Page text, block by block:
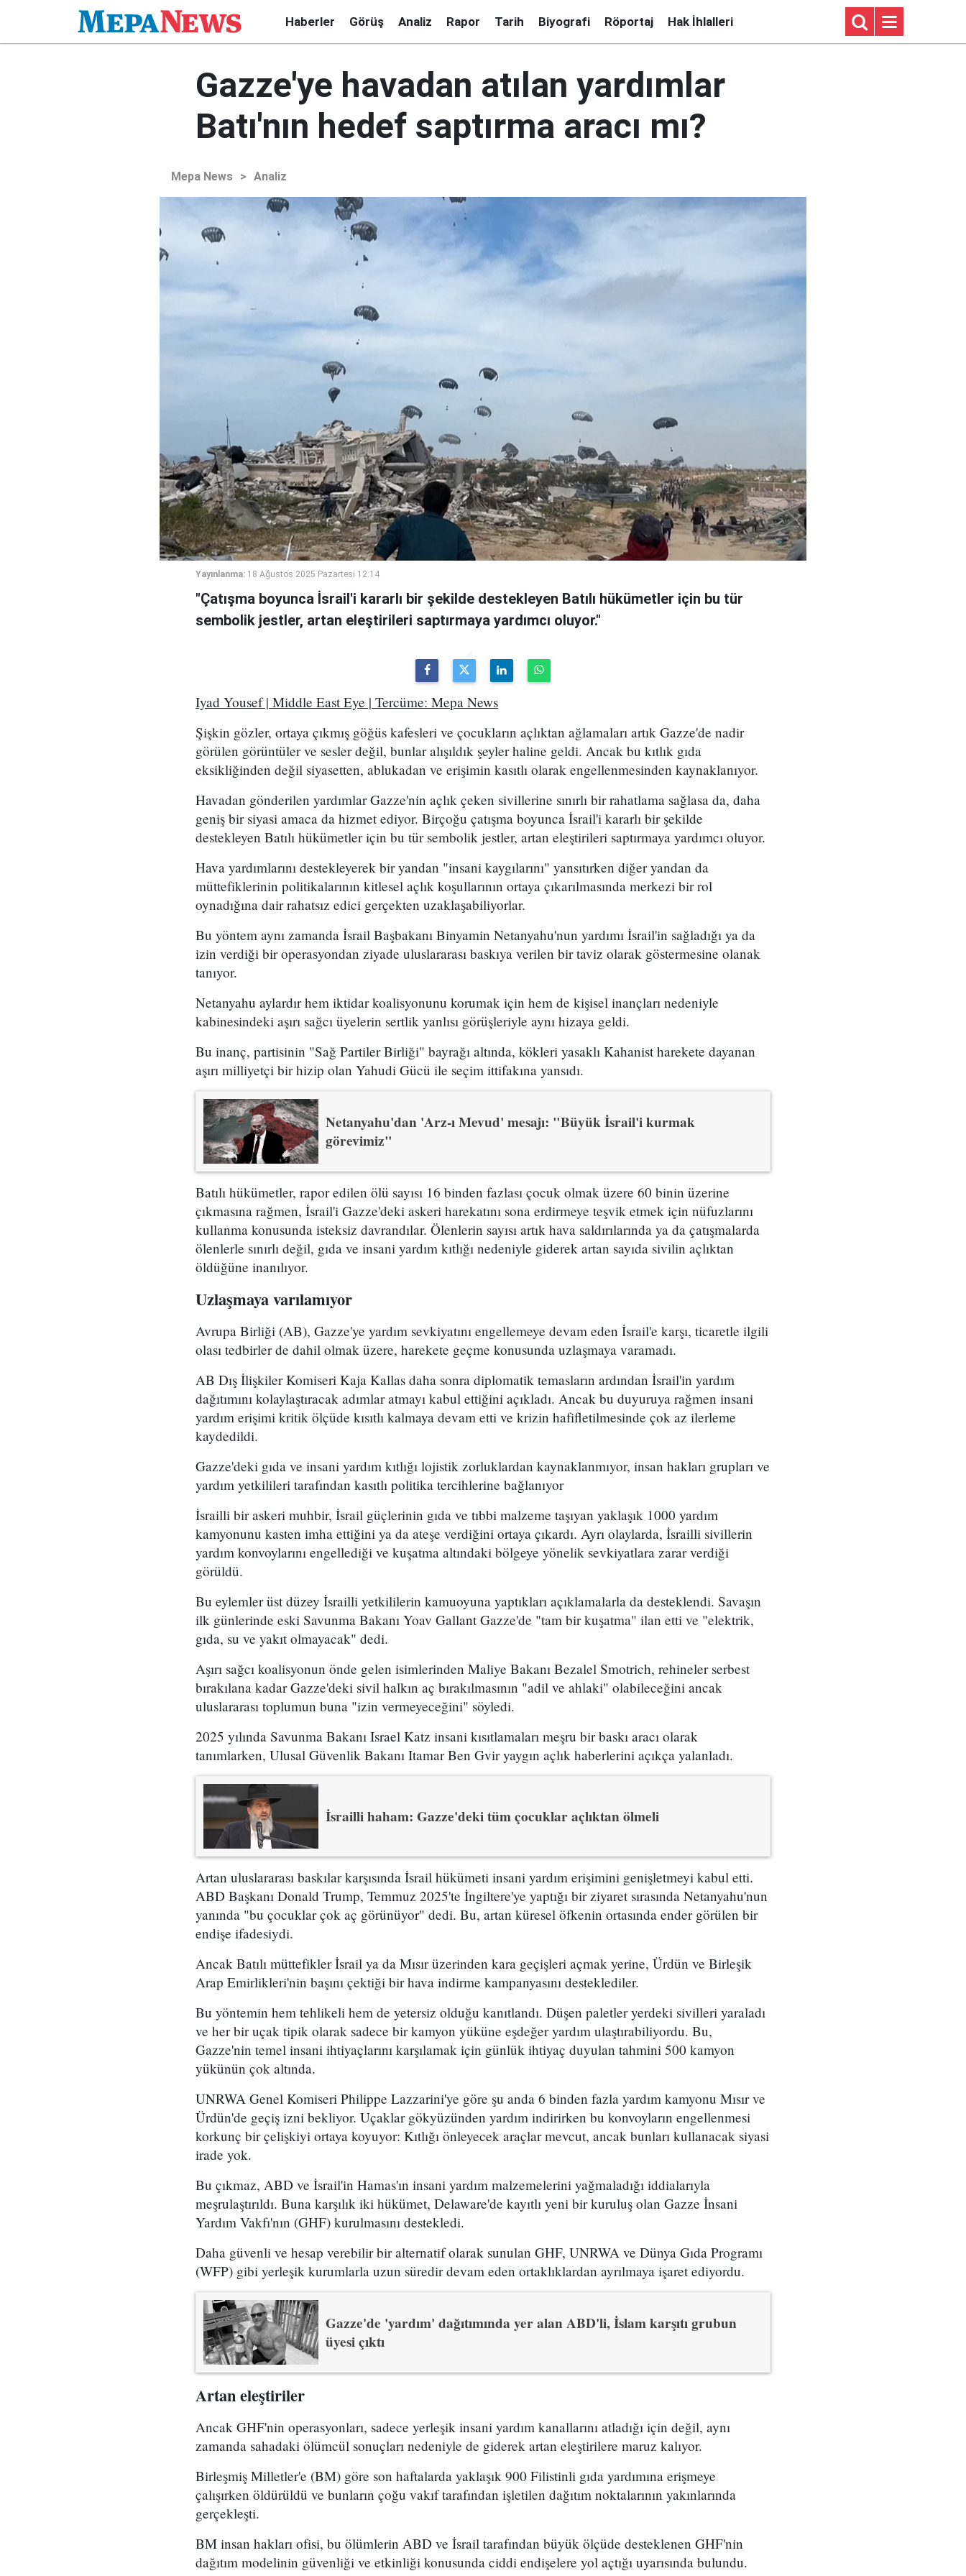
Haberler Görüş Analiz Rapor Tarih Biyografi Röportaj Hak İhlalleri
Gazze'ye havadan atılan yardımlar
Batı'nın hedef saptırma aracı mı?
Mepa News > Analiz
Yayınlanma: 18 Ağustos 2025 Pazartesi 12:14
"Çatışma boyunca İsrail'i kararlı bir şekilde destekleyen Batılı hükümetler için bu tür
sembolik jestler, artan eleştirileri saptırmaya yardımcı oluyor."
Iyad Yousef | Middle East Eye | Tercüme: Mepa News
Şişkin gözler, ortaya çıkmış göğüs kafesleri ve çocukların açlıktan ağlamaları artık Gazze'de nadir
görülen görüntüler ve sesler değil, bunlar alışıldık şeyler haline geldi. Ancak bu kıtlık gıda
eksikliğinden değil siyasetten, ablukadan ve erişimin kasıtlı olarak engellenmesinden kaynaklanıyor.
Havadan gönderilen yardımlar Gazze'nin açlık çeken sivillerine sınırlı bir rahatlama sağlasa da, daha
geniş bir siyasi amaca da hizmet ediyor. Birçoğu çatışma boyunca İsrail'i kararlı bir şekilde
destekleyen Batılı hükümetler için bu tür sembolik jestler, artan eleştirileri saptırmaya yardımcı oluyor.
Hava yardımlarını destekleyerek bir yandan "insani kaygılarını" yansıtırken diğer yandan da
müttefiklerinin politikalarının kitlesel açlık koşullarının ortaya çıkarılmasında merkezi bir rol
oynadığına dair rahatsız edici gerçekten uzaklaşabiliyorlar.
Bu yöntem aynı zamanda İsrail Başbakanı Binyamin Netanyahu'nun yardımı İsrail'in sağladığı ya da
izin verdiği bir operasyondan ziyade uluslararası baskıya verilen bir taviz olarak göstermesine olanak
tanıyor.
Netanyahu aylardır hem iktidar koalisyonunu korumak için hem de kişisel inançları nedeniyle
kabinesindeki aşırı sağcı üyelerin sertlik yanlısı görüşleriyle aynı hizaya geldi.
Bu inanç, partisinin "Sağ Partiler Birliği" bayrağı altında, kökleri yasaklı Kahanist harekete dayanan
aşırı milliyetçi bir hizip olan Yahudi Gücü ile seçim ittifakına yansıdı.
Netanyahu'dan 'Arz-ı Mevud' mesajı: "Büyük İsrail'i kurmak
görevimiz"
Batılı hükümetler, rapor edilen ölü sayısı 16 binden fazlası çocuk olmak üzere 60 binin üzerine
çıkmasına rağmen, İsrail'i Gazze'deki askeri harekatını sona erdirmeye teşvik etmek için nüfuzlarını
kullanma konusunda isteksiz davrandılar. Ölenlerin sayısı artık hava saldırılarında ya da çatışmalarda
ölenlerle sınırlı değil, gıda ve insani yardım kıtlığı nedeniyle giderek artan sayıda sivilin açlıktan
öldüğüne inanılıyor.
Uzlaşmaya varılamıyor
Avrupa Birliği (AB), Gazze'ye yardım sevkiyatını engellemeye devam eden İsrail'e karşı, ticaretle ilgili
olası tedbirler de dahil olmak üzere, harekete geçme konusunda uzlaşmaya varamadı.
AB Dış İlişkiler Komiseri Kaja Kallas daha sonra diplomatik temasların ardından İsrail'in yardım
dağıtımını kolaylaştıracak adımlar atmayı kabul ettiğini açıkladı. Ancak bu duyuruya rağmen insani
yardım erişimi kritik ölçüde kısıtlı kalmaya devam etti ve krizin hafifletilmesinde çok az ilerleme
kaydedildi.
Gazze'deki gıda ve insani yardım kıtlığı lojistik zorluklardan kaynaklanmıyor, insan hakları grupları ve
yardım yetkilileri tarafından kasıtlı politika tercihlerine bağlanıyor
İsrailli bir askeri muhbir, İsrail güçlerinin gıda ve tıbbi malzeme taşıyan yaklaşık 1000 yardım
kamyonunu kasten imha ettiğini ya da ateşe verdiğini ortaya çıkardı. Ayrı olaylarda, İsrailli sivillerin
yardım konvoylarını engellediği ve kuşatma altındaki bölgeye yönelik sevkiyatlara zarar verdiği
görüldü.
Bu eylemler üst düzey İsrailli yetkililerin kamuoyuna yaptıkları açıklamalarla da desteklendi. Savaşın
ilk günlerinde eski Savunma Bakanı Yoav Gallant Gazze'de "tam bir kuşatma" ilan etti ve "elektrik,
gıda, su ve yakıt olmayacak" dedi.
Aşırı sağcı koalisyonun önde gelen isimlerinden Maliye Bakanı Bezalel Smotrich, rehineler serbest
bırakılana kadar Gazze'deki sivil halkın aç bırakılmasının "adil ve ahlaki" olabileceğini ancak
uluslararası toplumun buna "izin vermeyeceğini" söyledi.
2025 yılında Savunma Bakanı Israel Katz insani kısıtlamaları meşru bir baskı aracı olarak
tanımlarken, Ulusal Güvenlik Bakanı Itamar Ben Gvir yaygın açlık haberlerini açıkça yalanladı.
İsrailli haham: Gazze'deki tüm çocuklar açlıktan ölmeli
Artan uluslararası baskılar karşısında İsrail hükümeti insani yardım erişimini genişletmeyi kabul etti.
ABD Başkanı Donald Trump, Temmuz 2025'te İngiltere'ye yaptığı bir ziyaret sırasında Netanyahu'nun
yanında "bu çocuklar çok aç görünüyor" dedi. Bu, artan küresel öfkenin ortasında ender görülen bir
endişe ifadesiydi.
Ancak Batılı müttefikler İsrail ya da Mısır üzerinden kara geçişleri açmak yerine, Ürdün ve Birleşik
Arap Emirlikleri'nin başını çektiği bir hava indirme kampanyasını desteklediler.
Bu yöntemin hem tehlikeli hem de yetersiz olduğu kanıtlandı. Düşen paletler yerdeki sivilleri yaraladı
ve her bir uçak tipik olarak sadece bir kamyon yüküne eşdeğer yardım ulaştırabiliyordu. Bu,
Gazze'nin temel insani ihtiyaçlarını karşılamak için günlük ihtiyaç duyulan tahmini 500 kamyon
yükünün çok altında.
UNRWA Genel Komiseri Philippe Lazzarini'ye göre şu anda 6 binden fazla yardım kamyonu Mısır ve
Ürdün'de geçiş izni bekliyor. Uçaklar gökyüzünden yardım indirirken bu konvoyların engellenmesi
korkunç bir çelişkiyi ortaya koyuyor: Kıtlığı önleyecek araçlar mevcut, ancak bunları kullanacak siyasi
irade yok.
Bu çıkmaz, ABD ve İsrail'in Hamas'ın insani yardım malzemelerini yağmaladığı iddialarıyla
meşrulaştırıldı. Buna karşılık iki hükümet, Delaware'de kayıtlı yeni bir kuruluş olan Gazze İnsani
Yardım Vakfı'nın (GHF) kurulmasını destekledi.
Daha güvenli ve hesap verebilir bir alternatif olarak sunulan GHF, UNRWA ve Dünya Gıda Programı
(WFP) gibi yerleşik kurumlarla uzun süredir devam eden ortaklıklardan ayrılmaya işaret ediyordu.
Gazze'de 'yardım' dağıtımında yer alan ABD'li, İslam karşıtı grubun
üyesi çıktı
Artan eleştiriler
Ancak GHF'nin operasyonları, sadece yerleşik insani yardım kanallarını atladığı için değil, aynı
zamanda sahadaki ölümcül sonuçları nedeniyle de giderek artan eleştirilere maruz kalıyor.
Birleşmiş Milletler'e (BM) göre son haftalarda yaklaşık 900 Filistinli gıda yardımına erişmeye
çalışırken öldürüldü ve bunların çoğu vakıf tarafından işletilen dağıtım noktalarının yakınlarında
gerçekleşti.
BM insan hakları ofisi, bu ölümlerin ABD ve İsrail tarafından büyük ölçüde desteklenen GHF'nin
dağıtım modelinin güvenliği ve etkinliği konusunda ciddi endişelere yol açtığı uyarısında bulundu.